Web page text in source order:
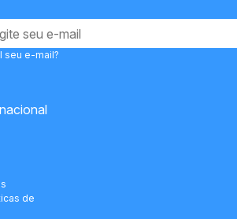
seu e-mail?
de